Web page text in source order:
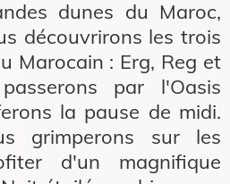
dunes du Maroc,
découvrirons les trois
Marocain : Erg, Reg et
par l'Oasis
la pause de midi.
grimperons sur les
d'un magnifique